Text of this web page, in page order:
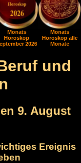
Monats
Horoskop
2026
Monats
Horoskop alle
Monate
und
9. August
Ereignis